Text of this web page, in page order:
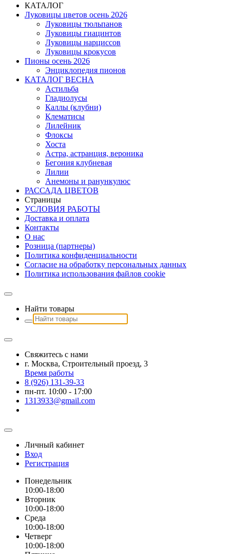
КАТАЛОГ
Луковицы цветов осень 2026
Луковицы тюльпанов
Луковицы гиацинтов
Луковицы нарциссов
Луковицы крокусов
Пионы осень 2026
Энциклопедия пионов
КАТАЛОГ ВЕСНА
Астильба
Гладиолусы
Каллы (клубни)
Клематисы
Лилейник
Флоксы
Хоста
Астра, астранция, вероника
Бегония клубневая
Лилии
Анемоны и ранункулюс
РАССАДА ЦВЕТОВ
Страницы
УСЛОВИЯ РАБОТЫ
Доставка и оплата
Контакты
О наc
Розница (партнеры)
Политика конфиденциальности
Согласие на обработку персональных данных
Политика использования файлов сookie
Найти товары
Свяжитесь с нами
г. Москва, Строительный проезд, 3
Время работы
8 (926) 131-39-33
пн-пт. 10:00 - 17:00
1313933@gmail.com
Личный кабинет
Вход
Регистрация
Понедельник
10:00-18:00
Вторник
10:00-18:00
Среда
10:00-18:00
Четверг
10:00-18:00